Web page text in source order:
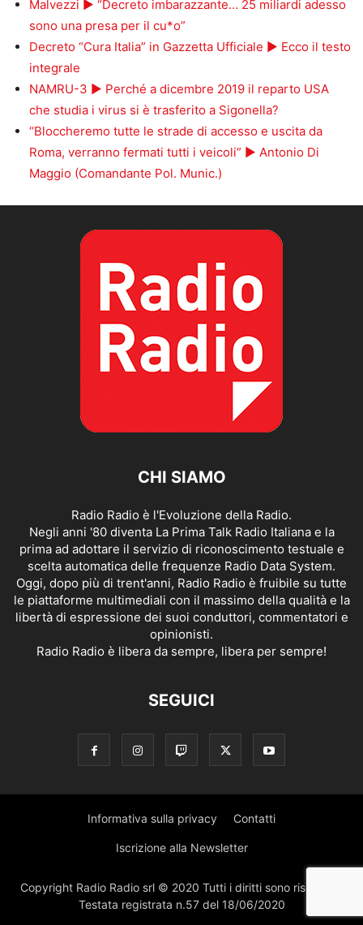
Malvezzi ► “Decreto imbarazzante… 25 miliardi adesso
sono una presa per il cu*o”
Decreto “Cura Italia” in Gazzetta Ufficiale ► Ecco il testo
integrale
NAMRU-3 ► Perché a dicembre 2019 il reparto USA
che studia i virus si è trasferito a Sigonella?
“Bloccheremo tutte le strade di accesso e uscita da
Roma, verranno fermati tutti i veicoli” ► Antonio Di
Maggio (Comandante Pol. Munic.)
CHI SIAMO
Radio Radio è l'Evoluzione della Radio.
Negli anni '80 diventa La Prima Talk Radio Italiana e la
prima ad adottare il servizio di riconoscimento testuale e
scelta automatica delle frequenze Radio Data System.
Oggi, dopo più di trent'anni, Radio Radio è fruibile su tutte
le piattaforme multimediali con il massimo della qualità e la
libertà di espressione dei suoi conduttori, commentatori e
opinionisti.
Radio Radio è libera da sempre, libera per sempre!
SEGUICI
Informativa sulla privacy Contatti
Iscrizione alla Newsletter
Copyright Radio Radio srl © 2020 Tutti i diritti sono riservati |
Testata registrata n.57 del 18/06/2020